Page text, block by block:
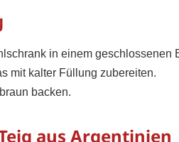
in einem geschlossenen
mit kalter Füllung zubereiten.
backen.
aus Argentinien